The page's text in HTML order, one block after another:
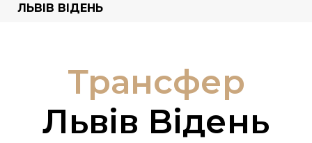
ЛЬВІВ ВІДЕНЬ
Трансфер
Львів Відень